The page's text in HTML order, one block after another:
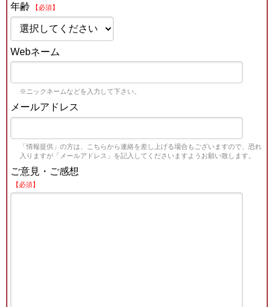
年齢
【必須】
Webネーム
※ニックネームなどを入力して下さい。
メールアドレス
「情報提供」の方は、こちらから連絡を差し上げる場合もございますので、恐れ
入りますが「メールアドレス」を記入してくださいますようお願い致します。
ご意見・ご感想
【必須】